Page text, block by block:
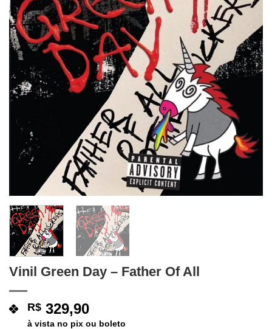
Vinil Green Day – Father Of All
R$ 329,90
à vista no pix ou boleto